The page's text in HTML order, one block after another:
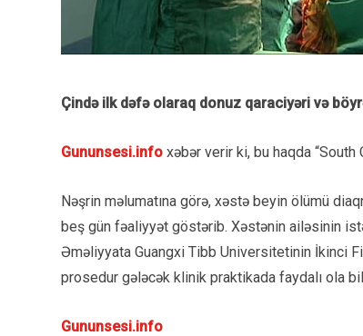
Çində ilk dəfə olaraq donuz qaraciyəri və
Gununsesi.info xəbər verir ki, bu haqda “South
Nəşrin məlumatına görə, xəstə beyin ölümü
beş gün fəaliyyət göstərib. Xəstənin ailəsinin
Əməliyyata Guangxi Tibb Universitetinin İkinci
prosedur gələcək klinik praktikada faydalı ola
Gununsesi.info